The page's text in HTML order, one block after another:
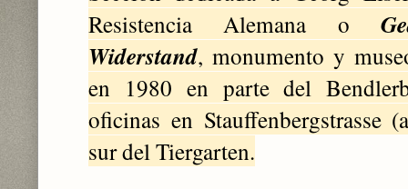
Resistencia Alemana o
Widerstand, monumento y
en 1980 en parte del
oficinas en Stauffenbergstrasse
sur del Tiergarten.